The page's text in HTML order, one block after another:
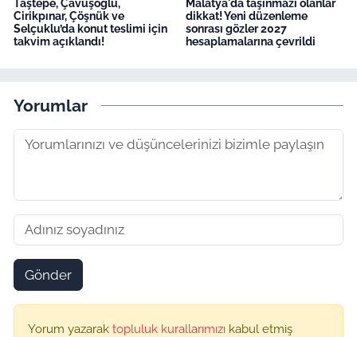
Taştepe, Çavuşoğlu,
Cirikpınar, Çöşnük ve
Selçuklu’da konut teslimi için
takvim açıklandı!
Malatya'da taşınmazı olanlar
dikkat! Yeni düzenleme
sonrası gözler 2027
hesaplamalarına çevrildi
Yorumlar
Gönder
Yorum yazarak topluluk kurallarımızı kabul etmiş